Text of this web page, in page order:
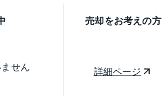
せん
売却をお考えの方
詳細ページ